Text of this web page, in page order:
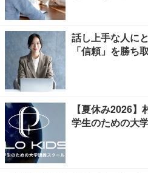
話し上手な人に
「信頼」を勝ち
【夏休み2026
学生のための大